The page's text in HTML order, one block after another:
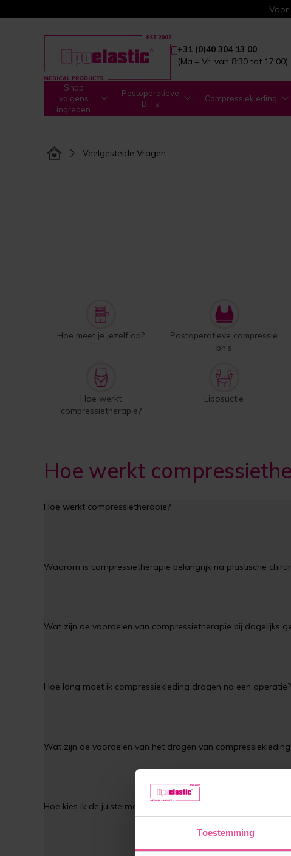
Toestemming
Voor
+31 (0)40 304 13 00
(Ma – Vr, van 8:30 tot 17:00)
Shop
volgens
ingrepen
Postoperatieve
BH's
Compressiekleding
Veelgestelde Vragen
Hoe meet je jezelf op?
Postoperatieve compressie
bh’s
Hoe werkt
compressietherapie?
Liposuctie
Hoe werkt
Hoe werkt compressietherapie?
Waarom is compressietherapie belangrijk na plastische
Wat zijn de voordelen van compressietherapie bij dagelijks
Hoe lang moet ik compressiekleding dragen na een operatie?
Wat zijn de voordelen van het dragen van
Hoe kies ik de juiste maat compressiekleding?